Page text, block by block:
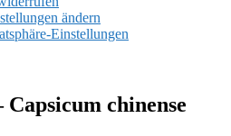
ändern
Einstellungen
Capsicum chinense